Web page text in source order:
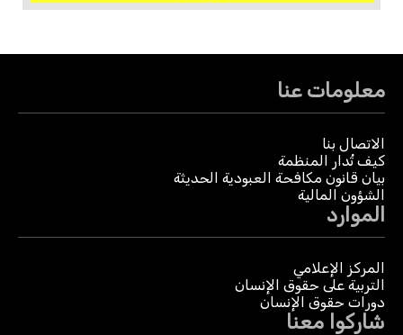
معلومات عنا
الاتصال بنا
كيف تُدار المنظمة
بيان قانون مكافحة العبودية الحديثة
الشؤون المالية
الموارد
المركز الإعلامي
التربية على حقوق الإنسان
دورات حقوق الإنسان
شاركوا معنا